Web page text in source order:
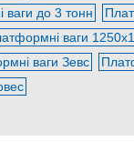
ваги до 3 тонн
ваги
ваги Зевс